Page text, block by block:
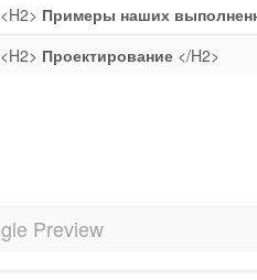
<H2> Примеры наших
<H2> Проектирование</H2>
Preview